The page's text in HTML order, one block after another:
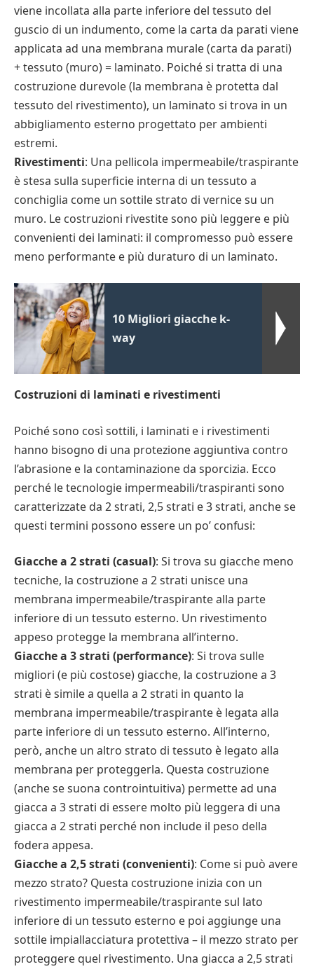
viene incollata alla parte inferiore del tessuto del
guscio di un indumento, come la carta da parati viene
applicata ad una membrana murale (carta da parati)
+ tessuto (muro) = laminato. Poiché si tratta di una
costruzione durevole (la membrana è protetta dal
tessuto del rivestimento), un laminato si trova in un
abbigliamento esterno progettato per ambienti
estremi.
Rivestimenti: Una pellicola impermeabile/traspirante
è stesa sulla superficie interna di un tessuto a
conchiglia come un sottile strato di vernice su un
muro. Le costruzioni rivestite sono più leggere e più
convenienti dei laminati: il compromesso può essere
meno performante e più duraturo di un laminato.
10 Migliori giacche k-
way
Costruzioni di laminati e rivestimenti
Poiché sono così sottili, i laminati e i rivestimenti
hanno bisogno di una protezione aggiuntiva contro
l’abrasione e la contaminazione da sporcizia. Ecco
perché le tecnologie impermeabili/traspiranti sono
caratterizzate da 2 strati, 2,5 strati e 3 strati, anche se
questi termini possono essere un po’ confusi:
Giacche a 2 strati (casual): Si trova su giacche meno
tecniche, la costruzione a 2 strati unisce una
membrana impermeabile/traspirante alla parte
inferiore di un tessuto esterno. Un rivestimento
appeso protegge la membrana all’interno.
Giacche a 3 strati (performance): Si trova sulle
migliori (e più costose) giacche, la costruzione a 3
strati è simile a quella a 2 strati in quanto la
membrana impermeabile/traspirante è legata alla
parte inferiore di un tessuto esterno. All’interno,
però, anche un altro strato di tessuto è legato alla
membrana per proteggerla. Questa costruzione
(anche se suona controintuitiva) permette ad una
giacca a 3 strati di essere molto più leggera di una
giacca a 2 strati perché non include il peso della
fodera appesa.
Giacche a 2,5 strati (convenienti): Come si può avere
mezzo strato? Questa costruzione inizia con un
rivestimento impermeabile/traspirante sul lato
inferiore di un tessuto esterno e poi aggiunge una
sottile impiallacciatura protettiva – il mezzo strato per
proteggere quel rivestimento. Una giacca a 2,5 strati